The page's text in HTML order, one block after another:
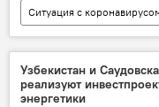
Ситуация с
Общество
Карантин
Узбекистан
Узбекистан и
реализуют
энергетики